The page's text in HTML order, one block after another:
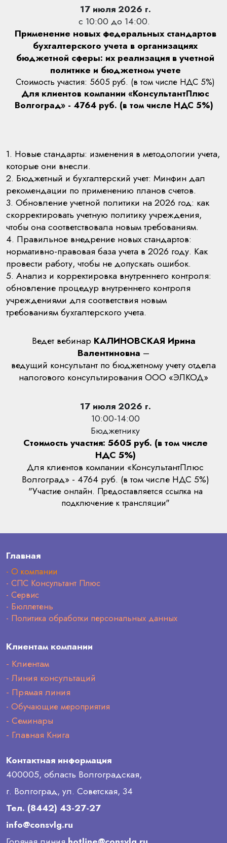
17 июля 2026 г.
с 10:00 до 14:00.
Применение новых федеральных стандартов
бухгалтерского учета в организациях
бюджетной сферы: их реализация в учетной
политике и бюджетном учете
Стоимость участия: 5605 руб. (в том числе НДС 5%)
Для клиентов компании «КонсультантПлюс
Волгоград» - 4764 руб. (в том числе НДС 5%)
1. Новые стандарты: изменения в методологии учета,
которые они внесли.
2. Бюджетный и бухгалтерский учет: Минфин дал
рекомендации по применению планов счетов.
3. Обновление учетной политики на 2026 год: как
скорректировать учетную политику учреждения,
чтобы она соответствовала новым требованиям.
4. Правильное внедрение новых стандартов:
нормативно-правовая база учета в 2026 году. Как
провести работу, чтобы не допускать ошибок.
5. Анализ и корректировка внутреннего контроля:
обновление процедур внутреннего контроля
учреждениями для соответствия новым
требованиям бухгалтерского учета.
Ведет вебинар КАЛИНОВСКАЯ Ирина
Валентиновна –
ведущий консультант по бюджетному учету отдела
налогового консультирования ООО «ЭЛКОД»
17 июля 2026 г.
10:00-14:00
Бюджетнику
Стоимость участия: 5605 руб. (в том числе
НДС 5%)
Для клиентов компании «КонсультантПлюс
Волгоград» - 4764 руб. (в том числе НДС 5%)
"Участие онлайн. Предоставляется ссылка на
подключение к трансляции"
Главная
- О компании
- СПС Консультант Плюс
- Сервис
- Бюллетень
- Политика обработки персональных данных
Клиентам компании
- Клиентам
- Линия консультаций
- Прямая линия
- Обучающие мероприятия
- Семинары
- Главная Книга
Контактная информация
400005, область Волгоградская,
г. Волгоград, ул. Советская, 34
Тел. (8442) 43-27-27
info@consvlg.ru